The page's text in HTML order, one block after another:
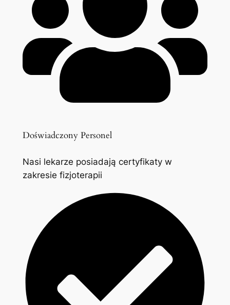
Doświadczony Personel
Nasi lekarze posiadają certyfikaty w
zakresie fizjoterapii